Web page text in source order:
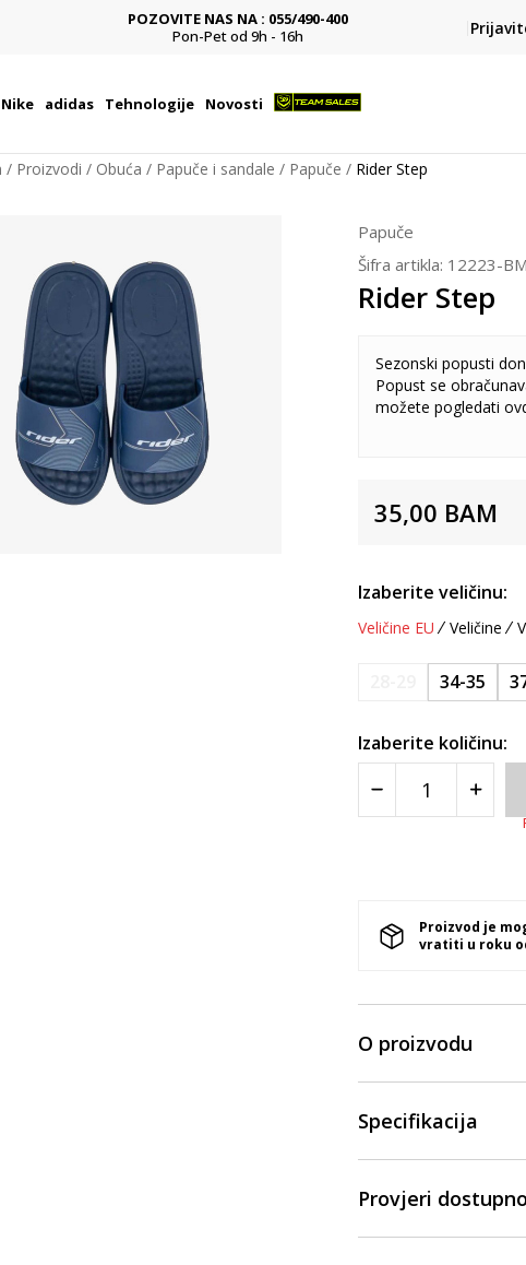
BESPLATNA ISPORUKA
na teritoriji BIH za sve poružbine u vrijednosti preko 99 KM
Platite
Nike adidas Tehnologije Novosti
Proizvodi Obuća Papuče i sandale Papuče Rider Step
Papuče
Šifra artikla: 12223-
Rider Step
Sezonski popusti
Popust se
možete pogledati
35,00 BAM
Izaberite veličinu:
Veličine EU Veličine
34-35
Izaberite količinu:
Proizvod je
vratiti u roku
O proizvodu
Specifikacija
Provjeri